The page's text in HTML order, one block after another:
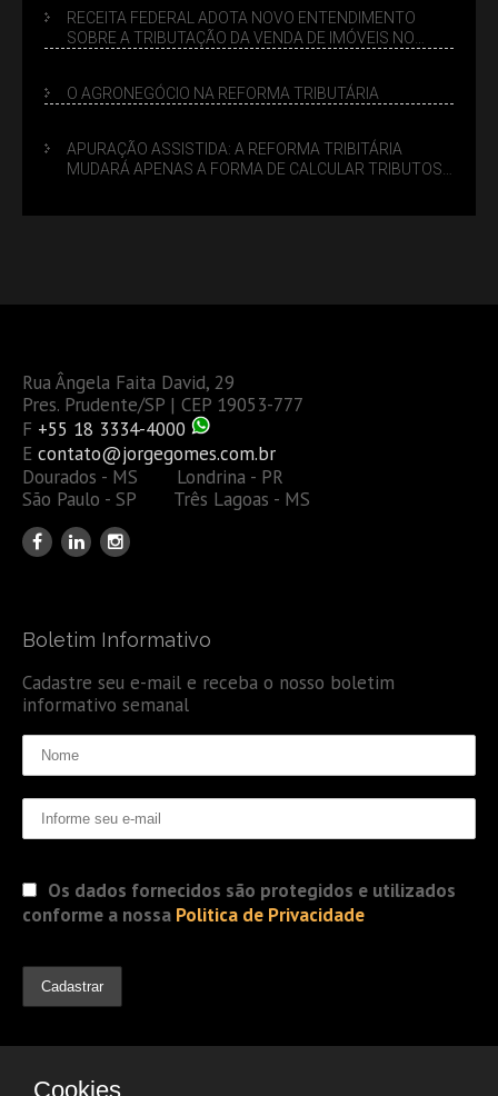
RECEITA FEDERAL ADOTA NOVO ENTENDIMENTO
SOBRE A TRIBUTAÇÃO DA VENDA DE IMÓVEIS NO
O AGRONEGÓCIO NA REFORMA TRIBUTÁRIA
APURAÇÃO ASSISTIDA: A REFORMA TRIBITÁRIA
MUDARÁ APENAS A FORMA DE CALCULAR TRIBUTOS
Rua Ângela Faita David, 29
Pres. Prudente/SP | CEP 19053-777
F +55 18 3334-4000
E contato@jorgegomes.com.br
Dourados - MS Londrina - PR
São Paulo - SP Três Lagoas - MS
Boletim Informativo
Cadastre seu e-mail e receba o nosso boletim
informativo semanal
Os dados fornecidos são protegidos e utilizados
conforme a nossa Politica de Privacidade
Cookies.